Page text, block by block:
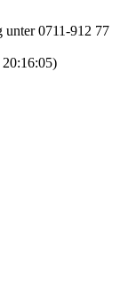
unter 0711-912 77